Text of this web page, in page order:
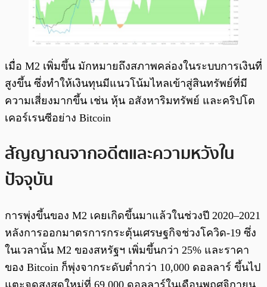
เมื่อ M2 เพิ่มขึ้น มักหมายถึงสภาพคล่องในระบบการเงินที่
สูงขึ้น ซึ่งทำให้เงินทุนมีแนวโน้มไหลเข้าสู่สินทรัพย์ที่มี
ความเสี่ยงมากขึ้น เช่น หุ้น อสังหาริมทรัพย์ และคริปโต
เคอร์เรนซีอย่าง Bitcoin
สัญญาณจากอดีตและความหวังใน
ปัจจุบัน
การพุ่งขึ้นของ M2 เคยเกิดขึ้นมาแล้วในช่วงปี 2020–2021
หลังการออกมาตรการกระตุ้นเศรษฐกิจช่วงโควิด-19 ซึ่ง
ในเวลานั้น M2 ของสหรัฐฯ เพิ่มขึ้นกว่า 25% และราคา
ของ Bitcoin ก็พุ่งจากระดับต่ำกว่า 10,000 ดอลลาร์ ขึ้นไป
แตะจุดสูงสุดใหม่ที่ 69,000 ดอลลาร์ในเดือนพฤศจิกายน